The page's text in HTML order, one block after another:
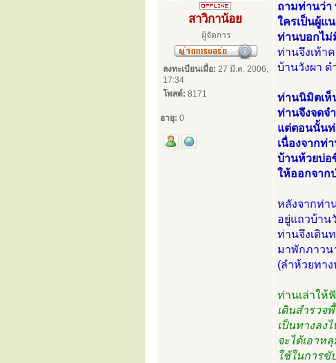
สาวิกาน้อย
ผู้จัดการ
ลงทะเบียนเมื่อ: 27 มี.ค. 2006,
17:34
โพสต์: 8171
อายุ: 0
ถามท่านว่า
ใครเป็นผู้แ
ท่านบอกไม่
ท่านจึงเท้า
บ้านวังผา ต
ท่านนิมิตเห็
ท่านจึงจดจ
แต่ตอนนั้นท่
เนื่องจากท่
บ้านห้วยบ่อ
ให้ออกจาก
หลังจากท่า
อยู่แถวบ้าน
ท่านจึงเดิน
มาพักภาวน
(ลำห้วยทา
ท่านเล่าให้
เดินสำรวจ
เป็นทางลง
จะได้เอาห
ใช้ในการขั